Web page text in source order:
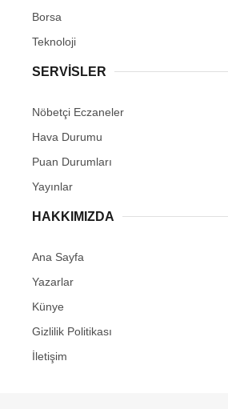
Borsa
Teknoloji
SERVİSLER
Nöbetçi Eczaneler
Hava Durumu
Puan Durumları
Yayınlar
HAKKIMIZDA
Ana Sayfa
Yazarlar
Künye
Gizlilik Politikası
İletişim